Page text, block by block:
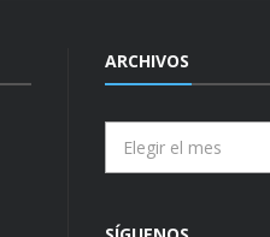
ARCHIVOS